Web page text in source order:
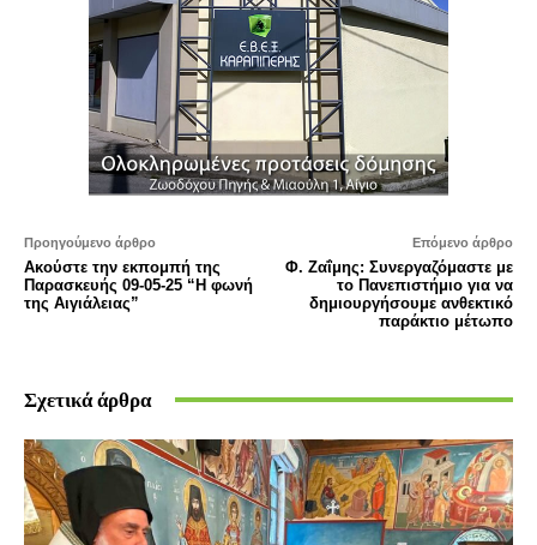
Προηγούμενο άρθρο
Ακούστε την εκπομπή της
Παρασκευής 09-05-25 “Η φωνή
της Αιγιάλειας”
Επόμενο άρθρο
Φ. Ζαΐμης: Συνεργαζόμαστε με
το Πανεπιστήμιο για να
δημιουργήσουμε ανθεκτικό
παράκτιο μέτωπο
Σχετικά άρθρα